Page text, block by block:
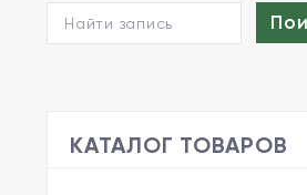
КАТАЛОГ ТОВАРОВ